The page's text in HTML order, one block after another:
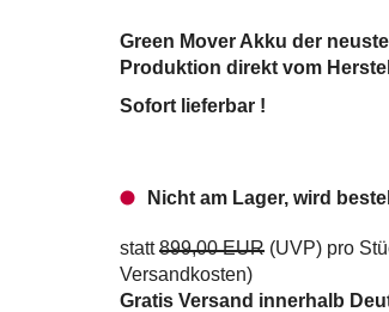
Green Mover Akku der
Produktion direkt vom
Sofort lieferbar !
Nicht am Lager, wird
statt899,00 EUR (UVP) pro
Versandkosten)
Gratis Versand innerhalb